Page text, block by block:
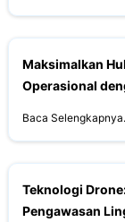
Maksimalkan
Operasional
Baca
Teknologi
Pengawasan